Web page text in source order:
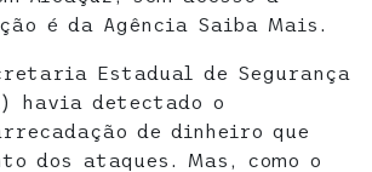
é da
Agência Saiba Mais.
Estadual de Segurança
havia detectado o
de dinheiro que
dos ataques. Mas, como o